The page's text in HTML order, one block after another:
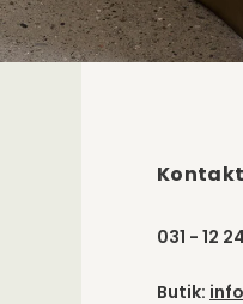
Kontakt
031 - 12
Butik: